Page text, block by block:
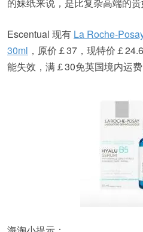
Escentual 现有 La Roche-
30ml ，原价￡37，现特价￡
能失效，满￡30免英国境内运费